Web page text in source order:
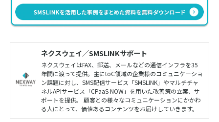
ネクスウェイ／SMSLINKサポート
ネクスウェイはFAX、郵送、メールなどの通信インフラを35
年間に渡って提供。主にtoC領域の企業様のコミュニケーショ
ン課題に対し、SMS配信サービス「SMSLINK」やマルチチャ
ネルAPIサービス「CPaaS NOW」を用いた改善策の立案、サ
ポートを提供。 顧客との様々なコミュニケーションにかかわ
る人にとって、価値あるコンテンツをお届けしていきます。